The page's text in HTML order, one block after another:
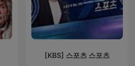
[KBS] 스포츠 스포츠